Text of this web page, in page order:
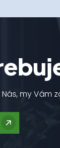
my Vám